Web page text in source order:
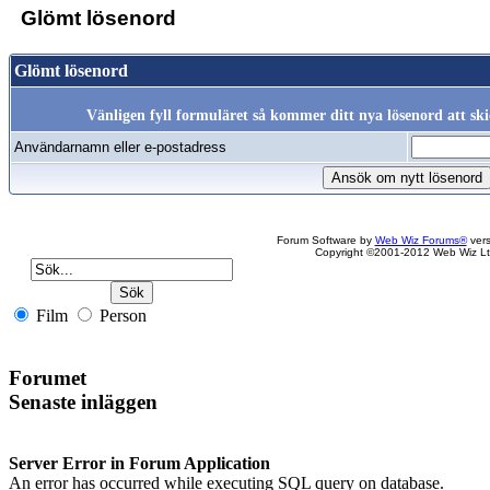
Glömt lösenord
Glömt lösenord
Vänligen fyll formuläret så kommer ditt nya lösenord att
Användarnamn eller e-postadress
Forum Software by Web Wiz Forums®
Copyright ©2001-2012 Web Wiz
Film Person
Forumet
Senaste inläggen
Server Error in Forum Application
An error has occurred while executing SQL query on database.